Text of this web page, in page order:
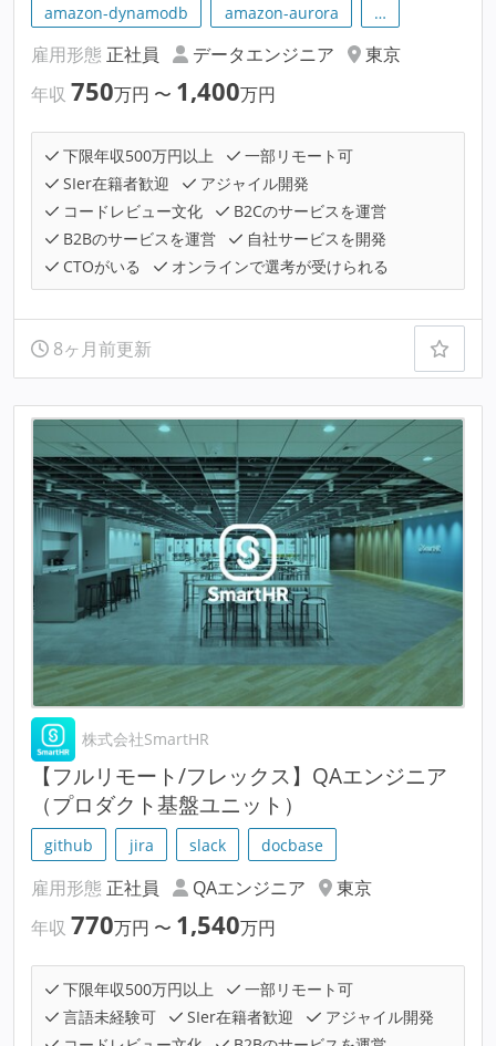
amazon-dynamodb
amazon-aurora …
雇用形態 正社員 データエンジニア
東京
年収 750万円 〜 1,400万円
下限年収500万円以上
一部リモート可
SIer在籍者歓迎
アジャイル開発
コードレビュー文化
B2Cのサービスを運営
B2Bのサービスを運営
自社サービスを開発
CTOがいる
オンラインで選考が受けられる
8ヶ月前更新
株式会社SmartHR
【フルリモート/フレックス】QAエンジニア
（プロダクト基盤ユニット）
github jira slack docbase
雇用形態 正社員 QAエンジニア
東京
年収 770万円 〜 1,540万円
下限年収500万円以上
一部リモート可
言語未経験可
SIer在籍者歓迎
アジャイル開発